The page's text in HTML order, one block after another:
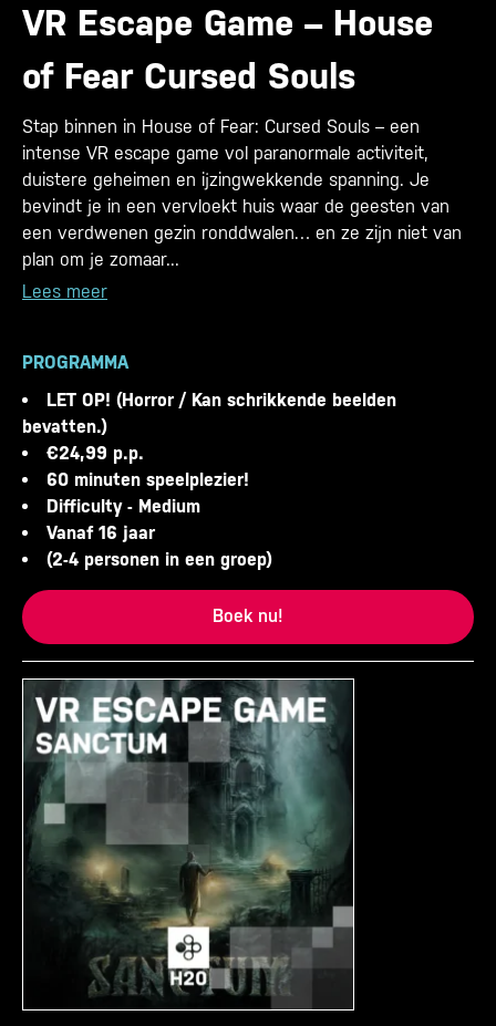
VR Escape Game – House
of Fear Cursed Souls
Stap binnen in House of Fear: Cursed Souls – een
intense VR escape game vol paranormale activiteit,
duistere geheimen en ijzingwekkende spanning. Je
bevindt je in een vervloekt huis waar de geesten van
een verdwenen gezin ronddwalen… en ze zijn niet van
plan om je zomaar...
Lees meer
PROGRAMMA
LET OP! (Horror / Kan schrikkende beelden
bevatten.)
€24,99 p.p.
60 minuten speelplezier!
Difficulty - Medium
Vanaf 16 jaar
(2-4 personen in een groep)
Boek nu!